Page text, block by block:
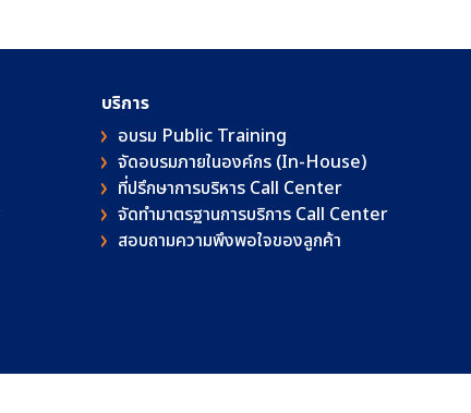
บริการ
อบรม Public Training
จัดอบรมภายในองค์กร (In-House)
ที่ปรึกษาการบริหาร Call Center
จัดทำมาตรฐานการบริการ Call Center
สอบถามความพึงพอใจของลูกค้า